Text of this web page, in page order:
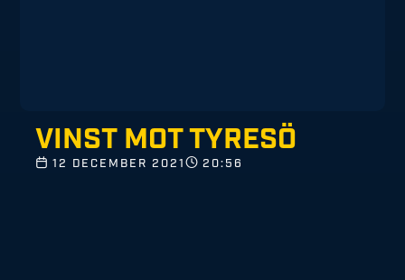
VINST MOT TYRESÖ
12 DECEMBER 2021 20:56